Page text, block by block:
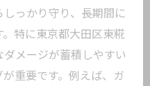
っかり守り、長期間に
特に東京都大田区東糀
メージが蓄積しやすい
重要です。例えば、ガ